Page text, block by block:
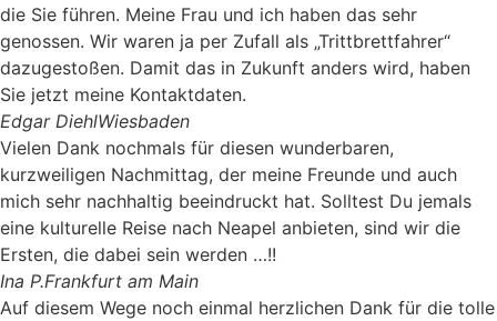
die Sie führen. Meine Frau und ich haben das sehr
genossen. Wir waren ja per Zufall als „Trittbrettfahrer“
dazugestoßen. Damit das in Zukunft anders wird, haben
Sie jetzt meine Kontaktdaten.
Edgar DiehlWiesbaden
Vielen Dank nochmals für diesen wunderbaren,
kurzweiligen Nachmittag, der meine Freunde und auch
mich sehr nachhaltig beeindruckt hat. Solltest Du jemals
eine kulturelle Reise nach Neapel anbieten, sind wir die
Ersten, die dabei sein werden …!!
Ina P.Frankfurt am Main
Auf diesem Wege noch einmal herzlichen Dank für die tolle